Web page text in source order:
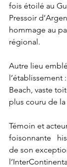
fois étoilé au
Pressoir
hommage au
régional.
Autre lieu
Beach, vaste
plus couru de la
Témoin et
foisonnante
de son